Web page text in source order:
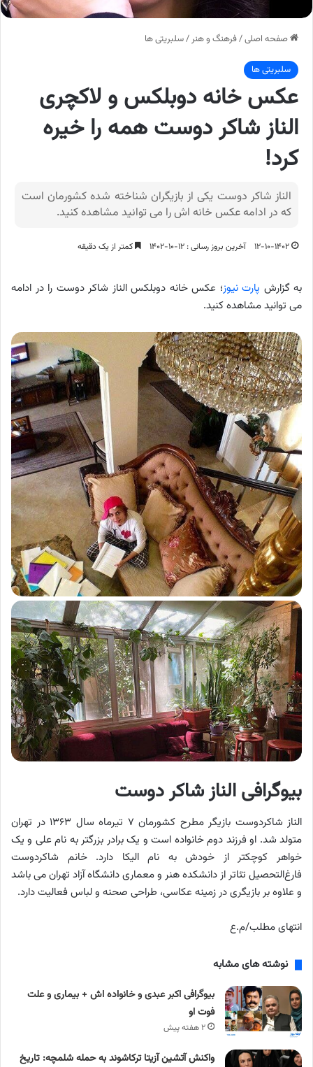
صفحه اصلی/فرهنگ و هنر /سلبریتی ها
سلبریتی ها
عکس خانه دوبلکس و لاکچری
الناز شاکر دوست همه را خیره
کرد!
الناز شاکر دوست یکی از بازیگران شناخته شده کشورمان است
که در ادامه عکس خانه اش را می توانید مشاهده کنید.
۱۲-۱۰-۱۴۰۲ آخرین بروز رسانی : ۱۲-۱۰-۱۴۰۲ کمتر از یک دقیقه
به گزارش پارت نیوز؛ عکس خانه دوبلکس الناز شاکر دوست را در ادامه
می توانید مشاهده کنید.
بیوگرافی الناز شاکر دوست
الناز شاکردوست بازیگر مطرح کشورمان ۷ تیرماه سال ۱۳۶۳ در تهران
متولد شد. او فرزند دوم خانواده است و یک برادر بزرگتر به نام علی و یک
خواهر کوچکتر از خودش به نام الیکا دارد. خانم شاکردوست
فارغ‌التحصیل تئاتر از دانشکده هنر و معماری دانشگاه آزاد تهران می باشد
و علاوه بر بازیگری در زمینه عکاسی، طراحی صحنه و لباس فعالیت دارد.
انتهای مطلب/م.ع
نوشته های مشابه
بیوگرافی اکبر عبدی و خانواده اش + بیماری و علت
فوت او
۲ هفته پیش
واکنش آتشین آزیتا ترکاشوند به حمله شلمچه: تاریخ